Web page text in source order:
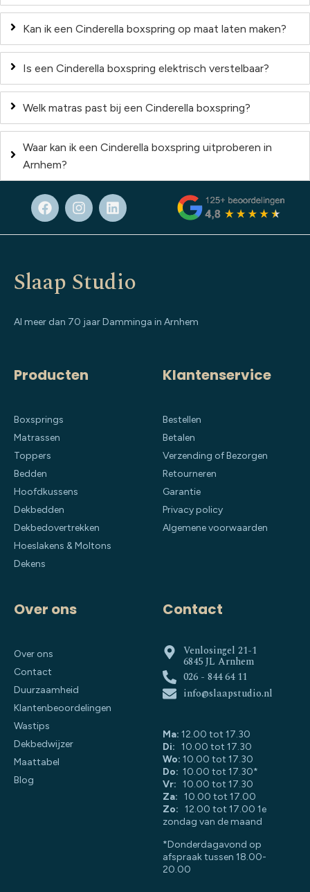
Kan ik een Cinderella boxspring op maat laten maken?
Is een Cinderella boxspring elektrisch verstelbaar?
Welk matras past bij een Cinderella boxspring?
Waar kan ik een Cinderella boxspring uitproberen in
Arnhem?
Slaap Studio
Al meer dan 70 jaar Damminga in Arnhem
Producten
Boxsprings
Matrassen
Toppers
Bedden
Hoofdkussens
Dekbedden
Dekbedovertrekken
Hoeslakens & Moltons
Dekens
Klantenservice
Bestellen
Betalen
Verzending of Bezorgen
Retourneren
Garantie
Privacy policy
Algemene voorwaarden
Over ons
Over ons
Contact
Duurzaamheid
Klantenbeoordelingen
Wastips
Dekbedwijzer
Maattabel
Blog
Contact
Venlosingel 21-1
6845 JL Arnhem
026 - 844 64 11
info@slaapstudio.nl
Ma: 12.00 tot 17.30
Di: 10.00 tot 17.30
Wo: 10.00 tot 17.30
Do: 10.00 tot 17.30*
Vr: 10.00 tot 17.30
Za: 10.00 tot 17.00
Zo: 12.00 tot 17.00 1e
zondag van de maand
*Donderdagavond op
afspraak tussen 18.00-
20.00